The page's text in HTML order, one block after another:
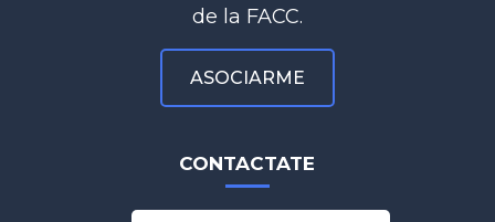
de la FACC.
ASOCIARME
CONTACTATE